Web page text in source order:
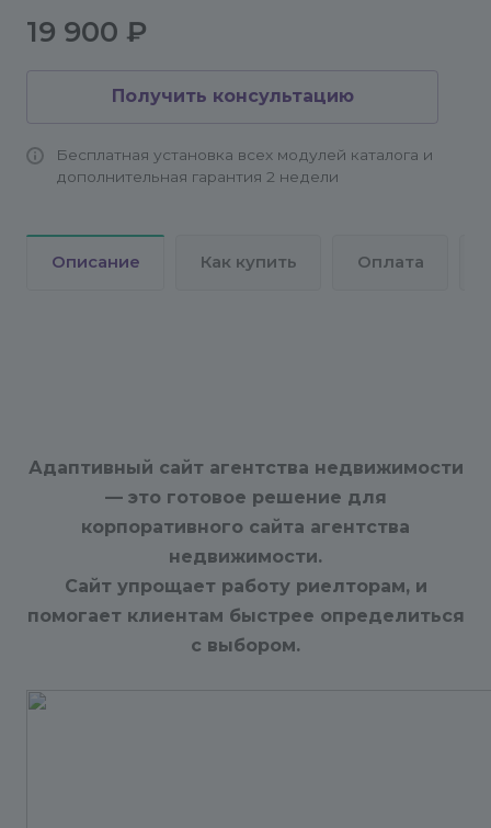
19 900 ₽
Получить консультацию
Бесплатная установка всех модулей каталога и
дополнительная гарантия 2 недели
Описание Как купить Оплата
Адаптивный сайт агентства недвижимости
— это готовое решение для
корпоративного сайта агентства
недвижимости.
Сайт упрощает работу риелторам, и
помогает клиентам быстрее определиться
с выбором.